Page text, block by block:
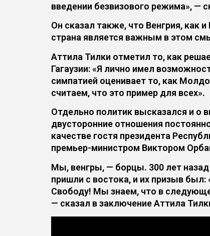
введении безвизового режима», —
Он сказал также, что Венгрия, как
страна является важным в этом
Аттила Тилки отметил то, как
Гагаузии: «Я лично имел
симпатией оценивает то, как
считаем, что это пример для всех».
Отдельно политик высказался и о
двусторонние отношения
качестве гостя президента
премьер-министром Виктором
Мы, венгры, — борцы. 300 лет
пришли с востока, и их призыв
Свободу! Мы знаем, что в
— сказал в заключение Аттила